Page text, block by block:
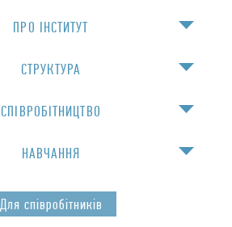
ПРО IНСТИТУТ
СТРУКТУРА
СПIВРОБIТНИЦТВО
НАВЧАННЯ
Для спiвробiтникiв